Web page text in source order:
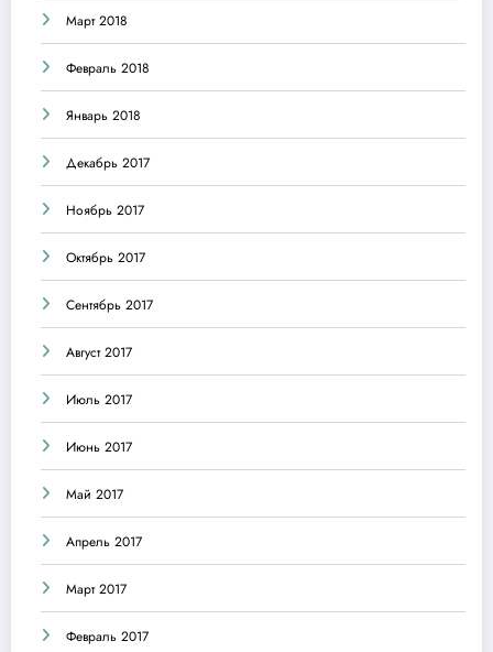
Март 2018
Февраль 2018
Январь 2018
Декабрь 2017
Ноябрь 2017
Октябрь 2017
Сентябрь 2017
Август 2017
Июль 2017
Июнь 2017
Май 2017
Апрель 2017
Март 2017
Февраль 2017